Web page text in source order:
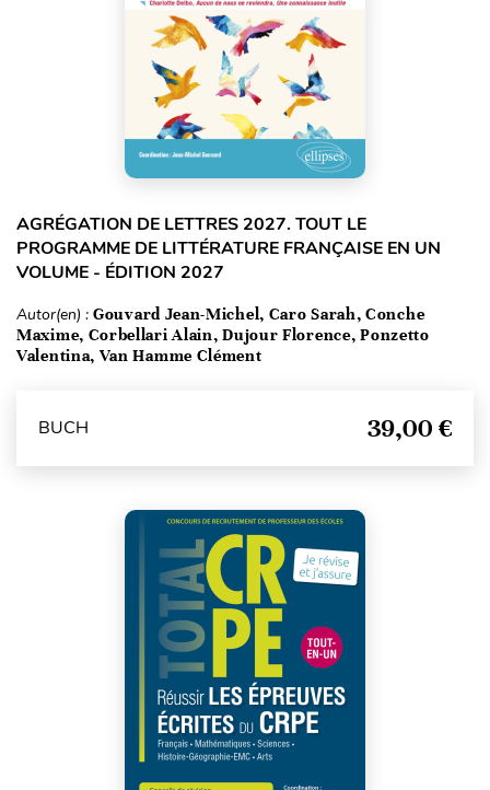
AGRÉGATION DE LETTRES 2027. TOUT LE
PROGRAMME DE LITTÉRATURE FRANÇAISE EN UN
VOLUME - ÉDITION 2027
Autor(en) : Gouvard Jean-Michel, Caro Sarah, Conche
Maxime, Corbellari Alain, Dujour Florence, Ponzetto
Valentina, Van Hamme Clément
BUCH 39,00 €